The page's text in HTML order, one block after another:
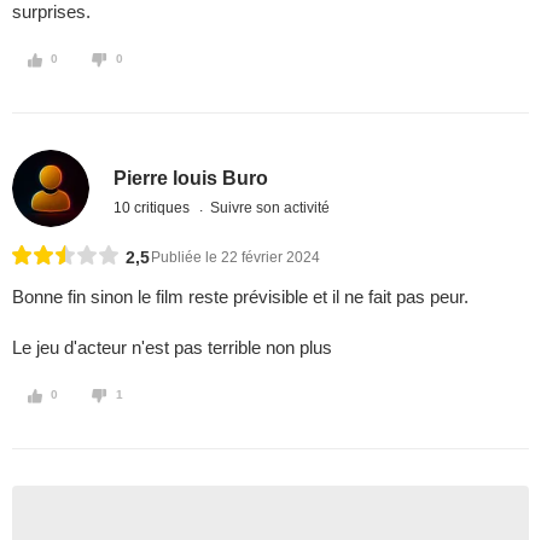
surprises.
0 0
Pierre louis Buro
10 critiques Suivre son activité
2,5 Publiée le 22 février 2024
Bonne fin sinon le film reste prévisible et il ne fait pas peur.
Le jeu d'acteur n'est pas terrible non plus
0 1